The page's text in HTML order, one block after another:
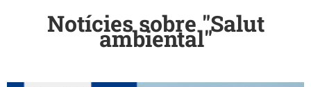
Notícies sobre "Salut
ambiental"